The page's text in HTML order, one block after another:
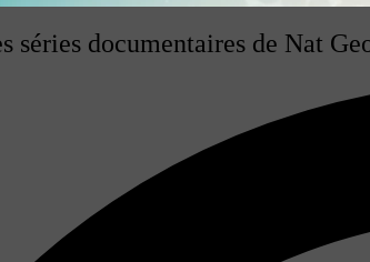
séries documentaires de Nat